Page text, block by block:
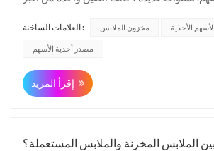
القوية. فيما يلي بعض الأسباب التي تجعل
العلامات الساخنة : مخزون الملابس الأسهم الأحذية
مصدر أحذية الأسهم
إقرأ المزيد
الملابس المخزنة والملابس المستعملة؟